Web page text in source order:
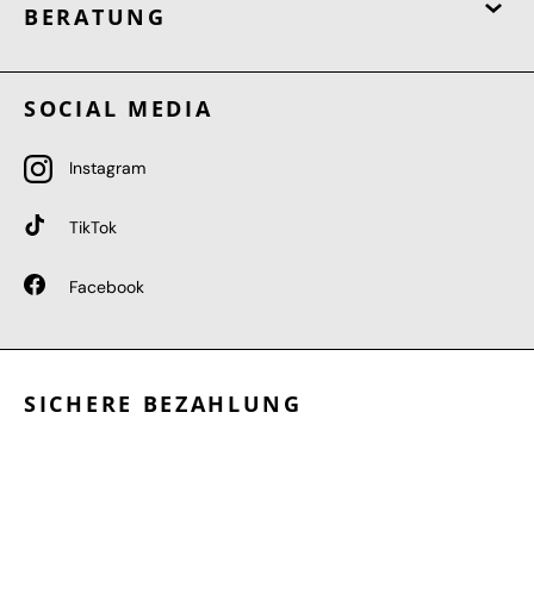
BERATUNG
SOCIAL MEDIA
Instagram
TikTok
Facebook
SICHERE BEZAHLUNG